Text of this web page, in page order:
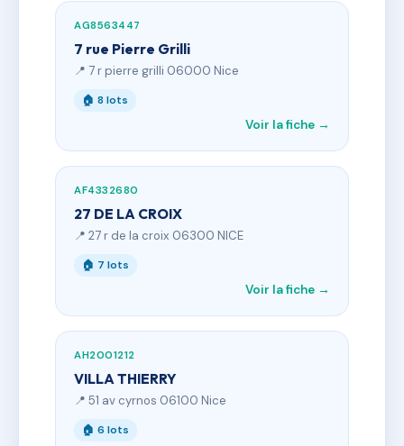
AG8563447
7 rue Pierre Grilli
📍 7 r pierre grilli 06000 Nice
🏠 8 lots
Voir la fiche →
AF4332680
27 DE LA CROIX
📍 27 r de la croix 06300 NICE
🏠 7 lots
Voir la fiche →
AH2001212
VILLA THIERRY
📍 51 av cyrnos 06100 Nice
🏠 6 lots